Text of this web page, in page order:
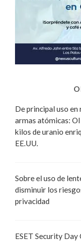
De principal uso
armas atómicas:
kilos de uranio
EE.UU.
Sobre el uso de
disminuir los
privacidad
ESET Security